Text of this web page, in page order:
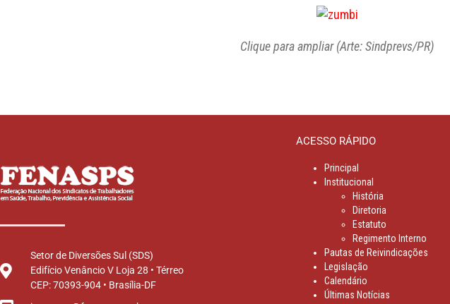
Clique para ampliar (Arte: Sindprevs/PR)
Setor de Diversões Sul (SDS)
Edifício Venâncio V Loja 28 • Térreo
CEP: 70393-904 • Brasília-DF
ACESSO RÁPIDO
Principal
Institucional
História
Diretoria
Estatuto
Regimento Interno
Pautas de Reivindicações
Legislação
Calendário
Últimas Notícias